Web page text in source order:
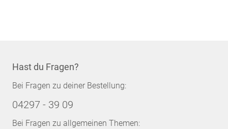
Hast du Fragen?
Bei Fragen zu deiner Bestellung:
04297 - 39 09
Bei Fragen zu allgemeinen Themen: